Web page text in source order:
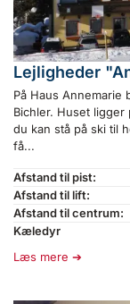
Lejligheder
På Haus Annemarie
Bichler. Huset
du kan stå på ski til
få...
Afstand til pist:
Afstand til lift:
Afstand til centrum:
Kæledyr
Læs mere